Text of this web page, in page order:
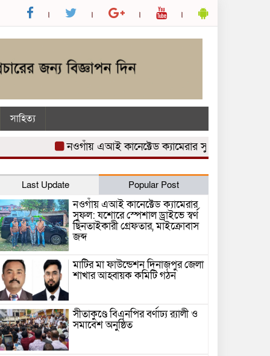
সাহিত্য
নওগাঁয় এআই কানেক্টেড ক্যামেরার সুফল: যশোরে স্পেশাল
Last Update Popular Post
নওগাঁয় এআই কানেক্টেড ক্যামেরার
সুফল: যশোরে স্পেশাল ড্রাইভে স্বর্ণ
ছিনতাইকারী গ্রেফতার, মাইক্রোবাস
জব্দ
মাটির মা ফাউন্ডেশন দিনাজপুর জেলা
শাখার আহ্বায়ক কমিটি গঠন
সীতাকুণ্ডে বিএনপির বর্ণাঢ্য র‍্যালী ও
সমাবেশ অনুষ্ঠিত